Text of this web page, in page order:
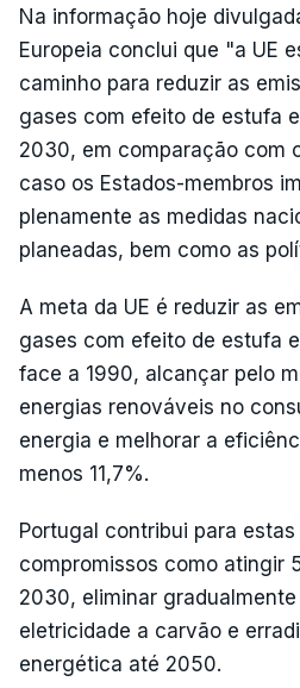
Na informação hoje
Europeia conclui que "a UE
caminho para reduzir as
gases com efeito de estufa
2030, em comparação com
caso os Estados-membros
plenamente as medidas
planeadas, bem como as
A meta da UE é reduzir as
gases com efeito de estufa
face a 1990, alcançar pelo
energias renováveis no
energia e melhorar a
menos 11,7%.
Portugal contribui para
compromissos como atingir
2030, eliminar
eletricidade a carvão e
energética até 2050.